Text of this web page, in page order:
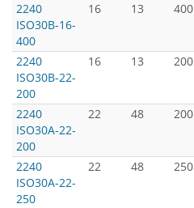
2240
ISO30B-16-
400
16 13 400
2240
ISO30B-22-
200
16 13 200
2240
ISO30A-22-
200
22 48 200
2240
ISO30A-22-
250
22 48 250